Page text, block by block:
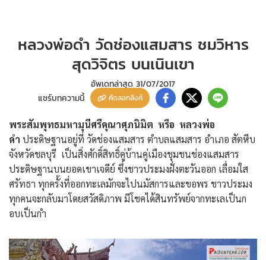
หลวงพ่อดำ วัดช่องแสมสาร ชมวิหาร
สุดวิจิตร บนเนินเขา
อัพเดทล่าสุด 31/07/2017
แชร์บทความนี้
คัดลอกลิงค์
พระสัมพุทธมหามุนีศรีคุณาศุภนิมิต หรือ หลวงพ่อ
ดำ ประดิษฐานอยู่ที่ วัดช่องแสมสาร ตำบลแสมสาร อำเภอ สัตหีบ
จังหวัดชลบุรี เป็นสิ่งศักดิ์สิทธิ์คู่บ้านคู่เมืองชุมชนช่องแสมสาร
ประดิษฐานบนยอดเขาเจดีย์ ซึ่งชาวประมงฝั่งตะวันออก เลื่อมใส
ศรัทธา ทุกครั้งที่ออกทะเลมักจะไปนมัสการและขอพร ชาวประมง
ทุกคนจะกลับมาโดยสวัสดิภาพ มีโชคได้สินทรัพย์จากทะเลเป็นก
อบเป็นกำ